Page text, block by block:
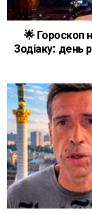
🌟 Гороскоп
Зодіаку: день